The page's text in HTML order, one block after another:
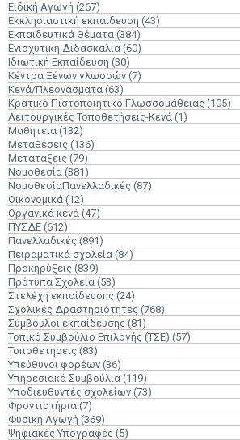
Ειδική Αγωγή (267)
Εκκλησιαστική εκπαίδευση (43)
Εκπαιδευτικά Θέματα (384)
Ενισχυτική Διδασκαλία (60)
Ιδιωτική Εκπαίδευση (30)
Κέντρα Ξένων γλωσσών (7)
Κενά/Πλεονάσματα (63)
Κρατικό Πιστοποιητικό Γλωσσομάθειας (105)
Λειτουργικές Τοποθετήσεις-Κενά (1)
Μαθητεία (132)
Μεταθέσεις (136)
Μετατάξεις (79)
Νομοθεσία (381)
ΝομοθεσίαΠανελλαδικές (87)
Οικονομικά (12)
Οργανικά κενά (47)
ΠΥΣΔΕ (612)
Πανελλαδικές (891)
Πειραματικά σχολεία (84)
Προκηρύξεις (839)
Πρότυπα Σχολεία (53)
Στελέχη εκπαίδευσης (24)
Σχολικές Δραστηριότητες (768)
Σύμβουλοι εκπαίδευσης (81)
Τοπικό Συμβούλιο Επιλογής (ΤΣΕ) (57)
Τοποθετήσεις (83)
Υπεύθυνοι φορέων (36)
Υπηρεσιακά Συμβούλια (119)
Υποδιευθυντές σχολείων (73)
Φροντιστήρια (7)
Φυσική Αγωγή (369)
Ψηφιακές Υπογραφές (5)